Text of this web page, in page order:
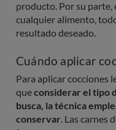
producto. Por su parte,
cualquier alimento,
resultado deseado.
Cuándo aplicar
Para aplicar cocciones
queconsiderar el tipo
busca, la técnica
conservar. Las carnes